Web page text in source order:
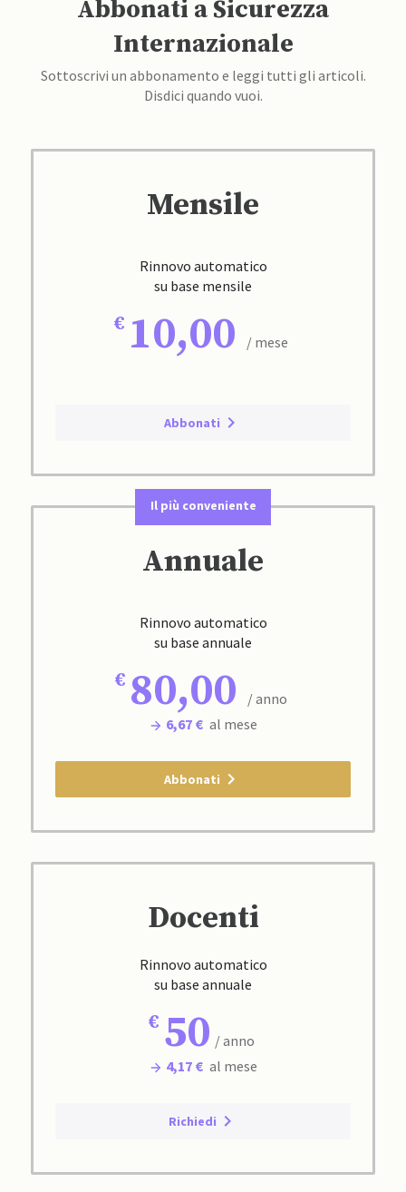
Abbonati a Sicurezza
Internazionale
Sottoscrivi un abbonamento e leggi tutti gli articoli.
Disdici quando vuoi.
Mensile
Rinnovo automatico
su base mensile
10,00 / mese
Abbonati
Il più conveniente
Annuale
Rinnovo automatico
su base annuale
80,00
/ anno
6,67 € al mese
Abbonati
Docenti
Rinnovo automatico
su base annuale
50 / anno
4,17 € al mese
Richiedi